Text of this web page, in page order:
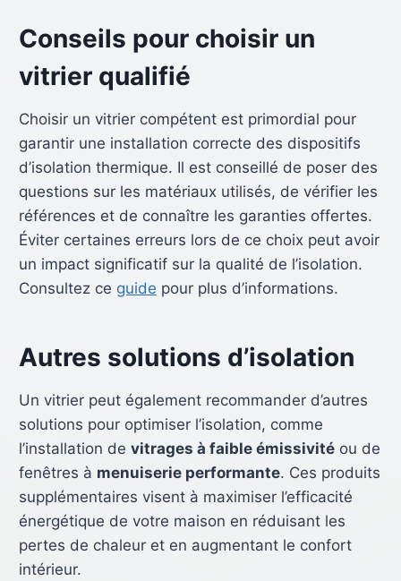
Conseils pour choisir un
vitrier qualifié
Choisir un vitrier compétent est primordial pour
garantir une installation correcte des dispositifs
d’isolation thermique. Il est conseillé de poser des
questions sur les matériaux utilisés, de vérifier les
références et de connaître les garanties offertes.
Éviter certaines erreurs lors de ce choix peut avoir
un impact significatif sur la qualité de l’isolation.
Consultez ce guide pour plus d’informations.
Autres solutions d’isolation
Un vitrier peut également recommander d’autres
solutions pour optimiser l’isolation, comme
l’installation de vitrages à faible émissivitéou de
fenêtres à menuiserie performante. Ces produits
supplémentaires visent à maximiser l’efficacité
énergétique de votre maison en réduisant les
pertes de chaleur et en augmentant le confort
intérieur.